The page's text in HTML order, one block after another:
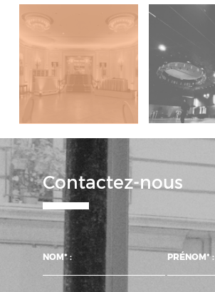
Contactez-nous
NOM* : PRÉNOM* :